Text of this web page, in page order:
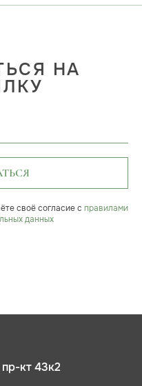
НА
своё согласие с правилами
данных
кт 43к2